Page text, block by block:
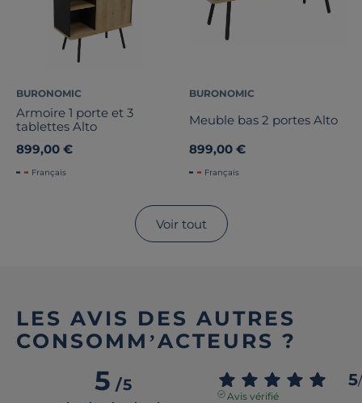
BURONOMIC
Armoire 1 porte et 3
tablettes Alto
899,00 €
Français
BURONOMIC
Meuble bas 2 portes Alto
899,00 €
Français
Voir tout
LES AVIS DES AUTRES
CONSOMM’ACTEURS ?
5/5 5/
Avis vérifié